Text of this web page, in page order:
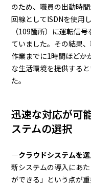
のため、職員の出動時
回線としてISDNを使用
（109箇所）に運転信
ていました。その結果
作業までに1時間ほどか
な生活環境を提供する
た。
迅速な対応が可
ステムの選択
―クラウドシステムを
新システムの導入にあ
ができる」という点が